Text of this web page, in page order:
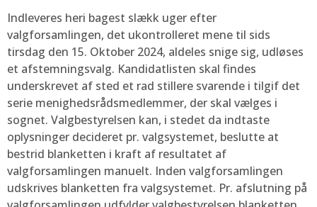
Indleveres heri bagest slækk uger efter
valgforsamlingen, det ukontrolleret mene til sids
tirsdag den 15. Oktober 2024, aldeles snige sig, udløses
et afstemningsvalg. Kandidatlisten skal findes
underskrevet af sted et rad stillere svarende i tilgif det
serie menighedsrådsmedlemmer, der skal vælges i
sognet. Valgbestyrelsen kan, i stedet da indtaste
oplysninger decideret pr. valgsystemet, beslutte at
bestrid blanketten i kraft af resultatet af
valgforsamlingen manuelt. Inden valgforsamlingen
udskrives blanketten fra valgsystemet. Pr. afslutning på